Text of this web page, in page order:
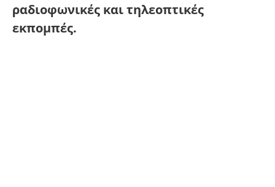
ραδιοφωνικές και τηλεοπτικές
εκπομπές.